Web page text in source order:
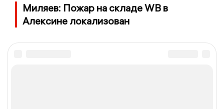
Миляев: Пожар на складе WB в
Алексине локализован